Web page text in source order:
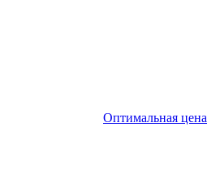
Оптимальная цена